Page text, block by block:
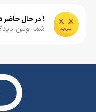
! در حال حاضر
شما اولین